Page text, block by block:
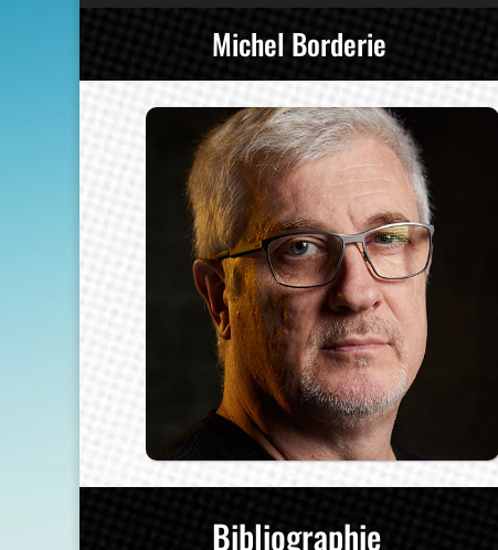
Michel Borderie
Bibliographie